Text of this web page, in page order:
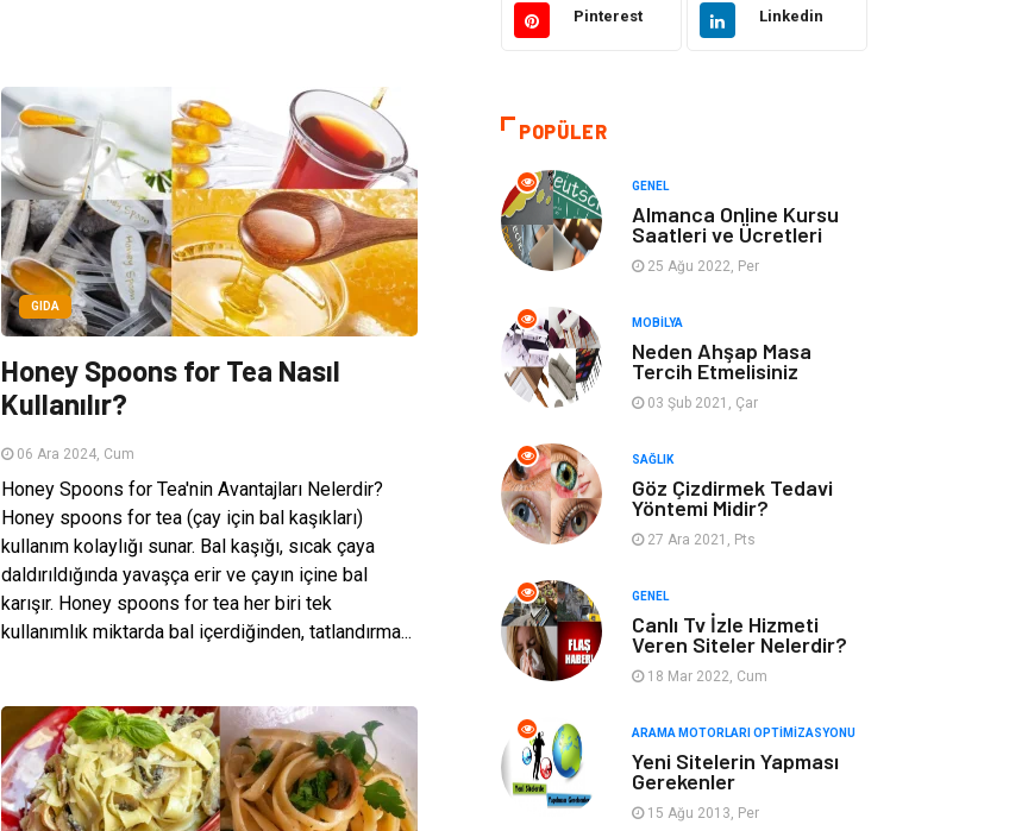
GIDA
Honey Spoons for Tea Nasıl
Kullanılır?
06 Ara 2024, Cum
Honey Spoons for Tea'nin Avantajları Nelerdir?
Honey spoons for tea (çay için bal kaşıkları)
kullanım kolaylığı sunar. Bal kaşığı, sıcak çaya
daldırıldığında yavaşça erir ve çayın içine bal
karışır. Honey spoons for tea her biri tek
kullanımlık miktarda bal içerdiğinden, tatlandırma...
Emlak Organizasyon
Yazılım
Mobilya
Tatil
Arama Motorları
Optimizasyonu
Webmaster
Araçları
Bebek Giyim
Backlink İçerik
Domain Kurumsal
Hediyelik Eşya Kültür
Algoritma Seo Nedir
Anahtar Kelime Penguen
Hosting Programlama
Pinterest Linkedin
POPÜLER
GENEL
Almanca Online Kursu
Saatleri ve Ücretleri
25 Ağu 2022, Per
MOBILYA
Neden Ahşap Masa
Tercih Etmelisiniz
03 Şub 2021, Çar
SAĞLIK
Göz Çizdirmek Tedavi
Yöntemi Midir?
27 Ara 2021, Pts
GENEL
Canlı Tv İzle Hizmeti
Veren Siteler Nelerdir?
18 Mar 2022, Cum
ARAMA MOTORLARI OPTIMIZASYONU
Yeni Sitelerin Yapması
Gerekenler
15 Ağu 2013, Per